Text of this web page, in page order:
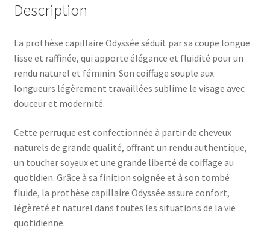
Description
La prothèse capillaire Odyssée séduit par sa coupe longue
lisse et raffinée, qui apporte élégance et fluidité pour un
rendu naturel et féminin. Son coiffage souple aux
longueurs légèrement travaillées sublime le visage avec
douceur et modernité.
Cette perruque est confectionnée à partir de cheveux
naturels de grande qualité, offrant un rendu authentique,
un toucher soyeux et une grande liberté de coiffage au
quotidien. Grâce à sa finition soignée et à son tombé
fluide, la prothèse capillaire Odyssée assure confort,
légèreté et naturel dans toutes les situations de la vie
quotidienne.